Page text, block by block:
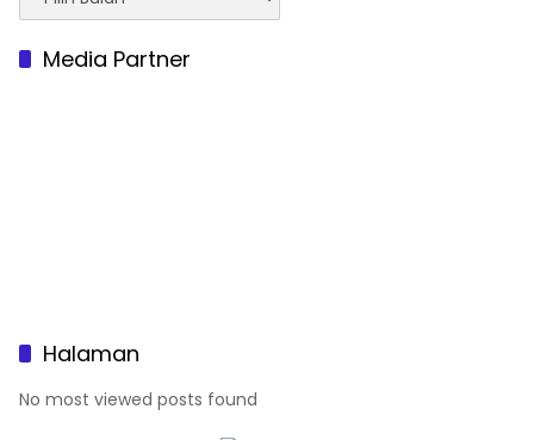
Media Partner
Halaman
No most viewed posts found